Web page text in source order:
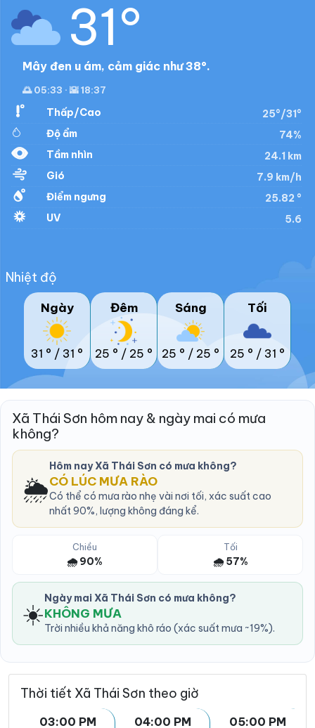
31°
Mây đen u ám, cảm giác như 38°.
🌅 05:33 · 🌇 18:37
Thấp/Cao
25°/31°
Độ ẩm
74%
Tầm nhìn
24.1 km
Gió
7.9 km/h
Điểm ngưng
25.82 °
UV
5.6
Nhiệt độ
Ngày
31 ° / 31 °
Đêm
25 ° / 25 °
Sáng
25 ° / 25 °
Tối
25 ° / 31 °
Xã Thái Sơn hôm nay & ngày mai có mưa
không?
🌦️
Hôm nay Xã Thái Sơn có mưa không?
CÓ LÚC MƯA RÀO
Có thể có mưa rào nhẹ vài nơi tối, xác suất cao
nhất 90%, lượng không đáng kể.
Chiều
🌧️ 90%
Tối
🌧️ 57%
☀️ Ngày mai Xã Thái Sơn có mưa không?
KHÔNG MƯA
Trời nhiều khả năng khô ráo (xác suất mưa ~19%).
Thời tiết Xã Thái Sơn theo giờ
03:00 PM
04:00 PM
05:00 PM